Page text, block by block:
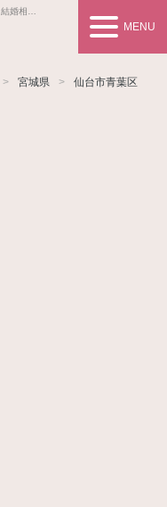
結婚相談所事業者情報や婚活お見合いの悩み、対策を紹介します。
MENU
宮城県 仙台市青葉区